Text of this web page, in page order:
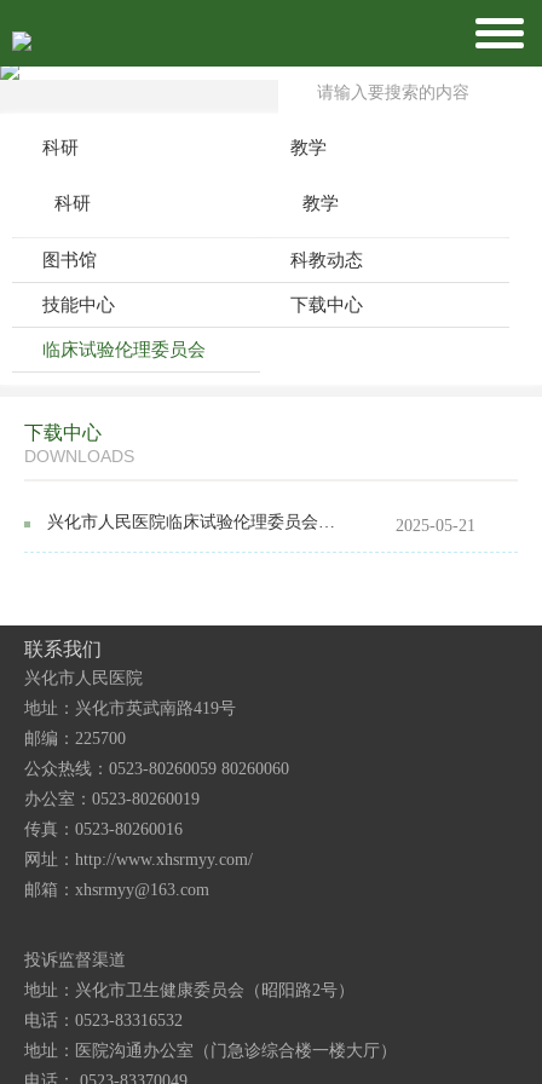
科研
科研
教学
教学
图书馆 科教动态
技能中心 下载中心
临床试验伦理委员会
下载中心
DOWNLOADS
兴化市人民医院临床试验伦理委员会简介及联系方式 2025-05-21
联系我们
兴化市人民医院
地址：兴化市英武南路419号
邮编：225700
公众热线：0523-80260059 80260060
办公室：0523-80260019
传真：0523-80260016
网址：http://www.xhsrmyy.com/
邮箱： xhsrmyy@163.com
投诉监督渠道
地址：兴化市卫生健康委员会（昭阳路2号）
电话：0523-83316532
地址：医院沟通办公室（门急诊综合楼一楼大厅）